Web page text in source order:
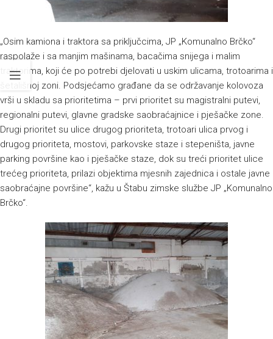
„Osim kamiona i traktora sa priključcima, JP „Komunalno Brčko“
raspolaže i sa manjim mašinama, bacačima snijega i malim
traktorima, koji će po potrebi djelovati u uskim ulicama, trotoarima i
šetališnoj zoni. Podsjećamo građane da se održavanje kolovoza
vrši u skladu sa prioritetima – prvi prioritet su magistralni putevi,
regionalni putevi, glavne gradske saobraćajnice i pješačke zone.
Drugi prioritet su ulice drugog prioriteta, trotoari ulica prvog i
drugog prioriteta, mostovi, parkovske staze i stepeništa, javne
parking površine kao i pješačke staze, dok su treći prioritet ulice
trećeg prioriteta, prilazi objektima mjesnih zajednica i ostale javne
saobraćajne površine“, kažu u Štabu zimske službe JP „Komunalno
Brčko“.